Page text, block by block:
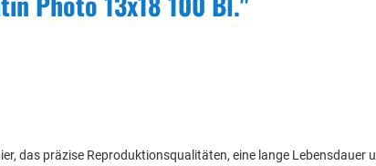
das präzise Reproduktionsqualitäten, eine lange